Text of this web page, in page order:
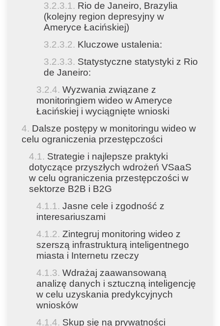
Rio de Janeiro, Brazylia
(kolejny region depresyjny w
Ameryce Łacińskiej)
Kluczowe ustalenia:
Statystyczne statystyki z Rio
de Janeiro:
Wyzwania związane z
monitoringiem wideo w Ameryce
Łacińskiej i wyciągnięte wnioski
Dalsze postępy w monitoringu wideo w
celu ograniczenia przestępczości
Strategie i najlepsze praktyki
dotyczące przyszłych wdrożeń VSaaS
w celu ograniczenia przestępczości w
sektorze B2B i B2G
Jasne cele i zgodność z
interesariuszami
Zintegruj monitoring wideo z
szerszą infrastrukturą inteligentnego
miasta i Internetu rzeczy
Wdrażaj zaawansowaną
analizę danych i sztuczną inteligencję
w celu uzyskania predykcyjnych
wniosków
Skup się na prywatności